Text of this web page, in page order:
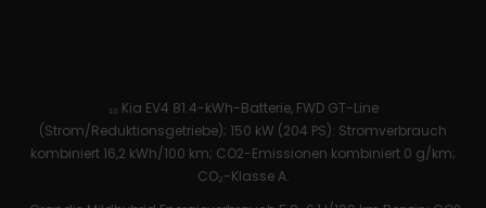
₁₀ Kia EV4 81.4-kWh-Batterie, FWD GT-Line
(Strom/Reduktionsgetriebe); 150 kW (204 PS): Stromverbrauch
kombiniert 16,2 kWh/100 km; CO2-Emissionen kombiniert 0 g/km;
CO₂-Klasse A.